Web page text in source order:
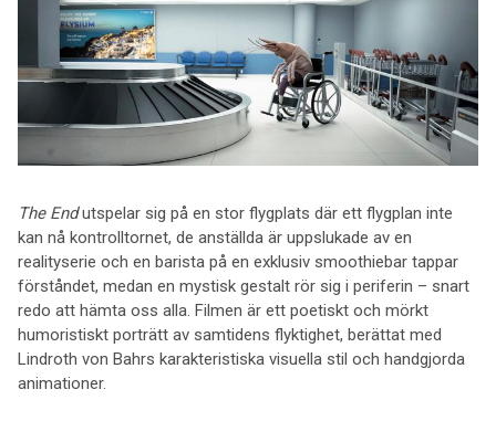
The Endutspelar sig på en stor flygplats där ett flygplan inte
kan nå kontrolltornet, de anställda är uppslukade av en
realityserie och en barista på en exklusiv smoothiebar tappar
förståndet, medan en mystisk gestalt rör sig i periferin – snart
redo att hämta oss alla. Filmen är ett poetiskt och mörkt
humoristiskt porträtt av samtidens flyktighet, berättat med
Lindroth von Bahrs karakteristiska visuella stil och handgjorda
animationer.